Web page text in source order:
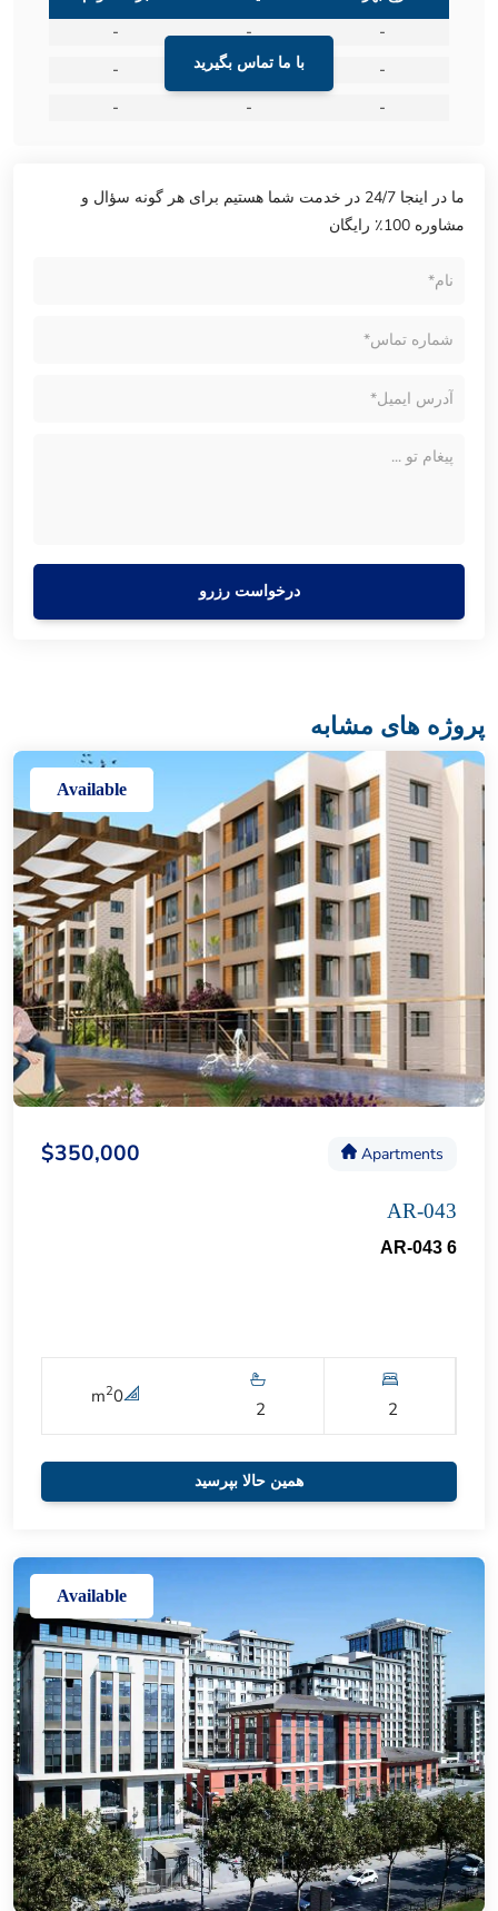
با ما تماس بگیرید
-
-
-
-
-
-
-
-
-
ما در اینجا 24/7 در خدمت شما هستیم برای هر گونه سؤال و
مشاوره 100٪ رایگان
درخواست رزرو
پروژه های مشابه
Available
Apartments
$350,000
AR-043
AR-043 6
2
2
0
m2
همین حالا بپرسید
Available